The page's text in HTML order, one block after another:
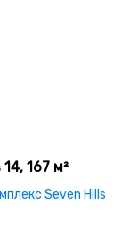
167 м²
Seven Hills